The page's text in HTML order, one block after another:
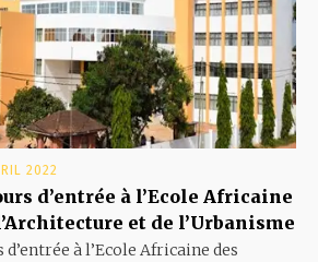
2022
d’entrée à l’Ecole Africaine
et de l’Urbanisme
à l’Ecole Africaine des